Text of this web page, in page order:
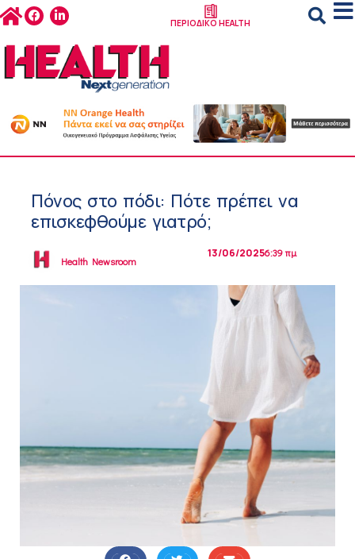
ΠΕΡΙΟΔΙΚΟ HEALTH
Πόνος στο πόδι: Πότε πρέπει να
επισκεφθούμε γιατρό;
Health Newsroom
13/06/20256:39 πμ